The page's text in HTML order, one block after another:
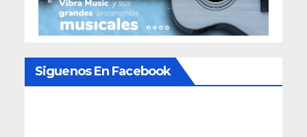
Siguenos En Facebook